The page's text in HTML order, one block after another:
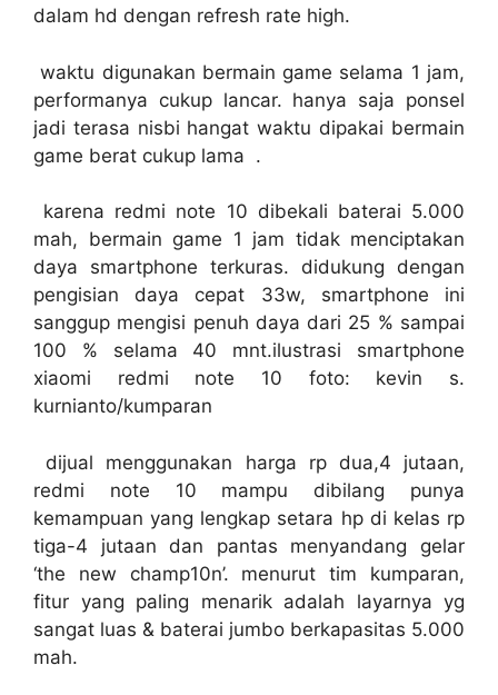
dalam hd dengan refresh rate high.
waktu digunakan bermain game selama 1 jam,
performanya cukup lancar. hanya saja ponsel
jadi terasa nisbi hangat waktu dipakai bermain
game berat cukup lama .
karena redmi note 10 dibekali baterai 5.000
mah, bermain game 1 jam tidak menciptakan
daya smartphone terkuras. didukung dengan
pengisian daya cepat 33w, smartphone ini
sanggup mengisi penuh daya dari 25 % sampai
100 % selama 40 mnt.ilustrasi smartphone
xiaomi redmi note 10 foto: kevin s.
kurnianto/kumparan
dijual menggunakan harga rp dua,4 jutaan,
redmi note 10 mampu dibilang punya
kemampuan yang lengkap setara hp di kelas rp
tiga-4 jutaan dan pantas menyandang gelar
‘the new champ10n’. menurut tim kumparan,
fitur yang paling menarik adalah layarnya yg
sangat luas & baterai jumbo berkapasitas 5.000
mah.